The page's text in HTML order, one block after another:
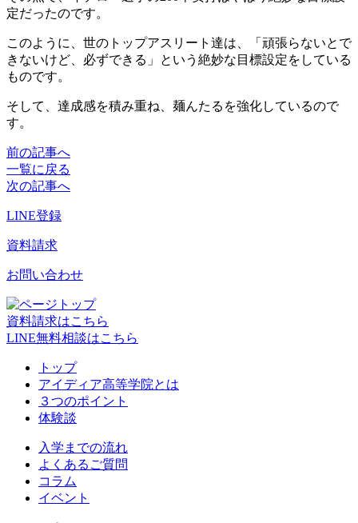
定だったのです。
このように、世のトップアスリート達は、「頑張らないとで
きないけど、必ずできる」という絶妙な目標設定をしている
ものです。
そして、達成感を積み重ね、麺んたるを強化しているので
す。
前の記事へ
一覧に戻る
次の記事へ
LINE登録
資料請求
お問い合わせ
資料請求はこちら
LINE無料相談はこちら
トップ
アイディア高等学院とは
３つのポイント
体験談
入学までの流れ
よくあるご質問
コラム
イベント